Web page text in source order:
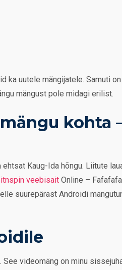
uutele mängijatele. Samuti
mängust pole midagi erilist.
kohta
Kaug-Ida hõngu. Liitute
veebisait Online –
suurepärast Androidi
videomäng on minu